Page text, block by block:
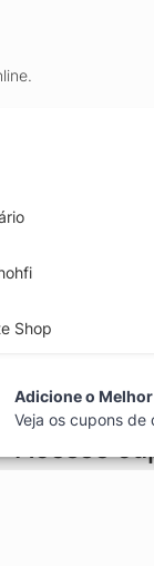
Shop
Acesse
Adicione o
Veja os cupons de